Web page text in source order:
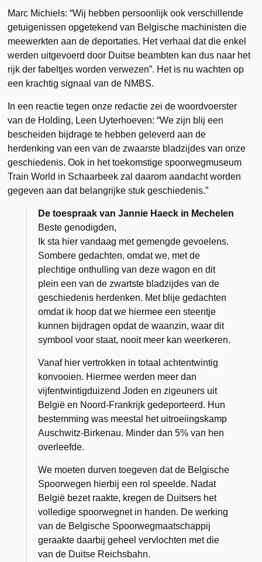
Marc Michiels: “Wij hebben persoonlijk ook verschillende
getuigenissen opgetekend van Belgische machinisten die
meewerkten aan de deportaties. Het verhaal dat die enkel
werden uitgevoerd door Duitse beambten kan dus naar het
rijk der fabeltjes worden verwezen”. Het is nu wachten op
een krachtig signaal van de NMBS.
In een reactie tegen onze redactie zei de woordvoerster
van de Holding, Leen Uyterhoeven: “We zijn blij een
bescheiden bijdrage te hebben geleverd aan de
herdenking van een van de zwaarste bladzijdes van onze
geschiedenis. Ook in het toekomstige spoorwegmuseum
Train World in Schaarbeek zal daarom aandacht worden
gegeven aan dat belangrijke stuk geschiedenis.”
De toespraak van Jannie Haeck in Mechelen
Beste genodigden,
Ik sta hier vandaag met gemengde gevoelens.
Sombere gedachten, omdat we, met de
plechtige onthulling van deze wagon en dit
plein een van de zwartste bladzijdes van de
geschiedenis herdenken. Met blije gedachten
omdat ik hoop dat we hiermee een steentje
kunnen bijdragen opdat de waanzin, waar dit
symbool voor staat, nooit meer kan weerkeren.
Vanaf hier vertrokken in totaal achtentwintig
konvooien. Hiermee werden meer dan
vijfentwintigduizend Joden en zigeuners uit
België en Noord-Frankrijk gedeporteerd. Hun
bestemming was meestal het uitroeiingskamp
Auschwitz-Birkenau. Minder dan 5% van hen
overleefde.
We moeten durven toegeven dat de Belgische
Spoorwegen hierbij een rol speelde. Nadat
België bezet raakte, kregen de Duitsers het
volledige spoorwegnet in handen. De werking
van de Belgische Spoorwegmaatschappij
geraakte daarbij geheel vervlochten met die
van de Duitse Reichsbahn.